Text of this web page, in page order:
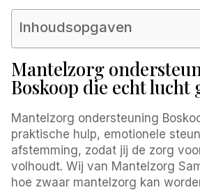
Inhoudsopgaven
Mantelzorg
Boskoop die echt lucht
Mantelzorg ondersteuning
praktische hulp, emotionele
afstemming, zodat jij de zorg
volhoudt. Wij van Mantelzorg
hoe zwaar mantelzorg kan